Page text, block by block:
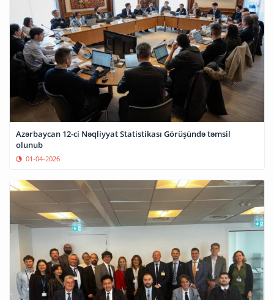
Azərbaycan 12-ci Nəqliyyat Statistikası Görüşündə təmsil
olunub
01-04-2026